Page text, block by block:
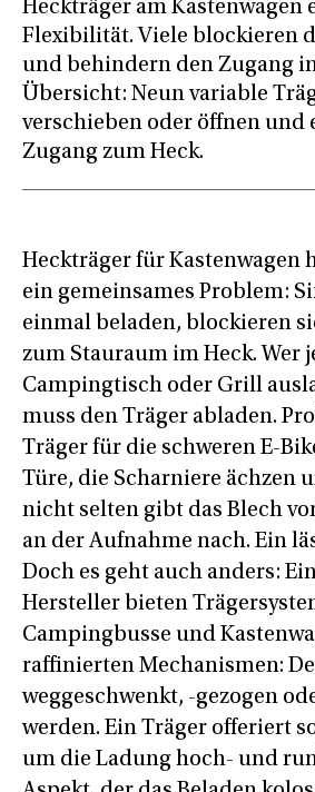
Heckträger am Kastenwagen
Flexibilität. Viele blockieren
und behindern den Zugang
Übersicht: Neun variable
verschieben oder öffnen und
Zugang zum Heck.
Heckträger für Kastenwagen
ein gemeinsames Problem:
einmal beladen, blockieren
zum Stauraum im Heck. Wer
Campingtisch oder Grill
muss den Träger abladen.
Träger für die schweren E-
Türe, die Scharniere ächzen
nicht selten gibt das Blech
an der Aufnahme nach. Ein
Doch es geht auch anders:
Hersteller bieten
Campingbusse und
raffinierten Mechanismen:
weggeschwenkt, -gezogen
werden. Ein Träger offeriert
um die Ladung hoch- und